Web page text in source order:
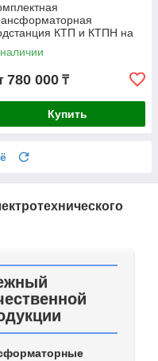
КТП и КТПН на
780 000 ₸
Купить